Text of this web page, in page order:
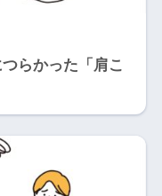
らかった「肩こ